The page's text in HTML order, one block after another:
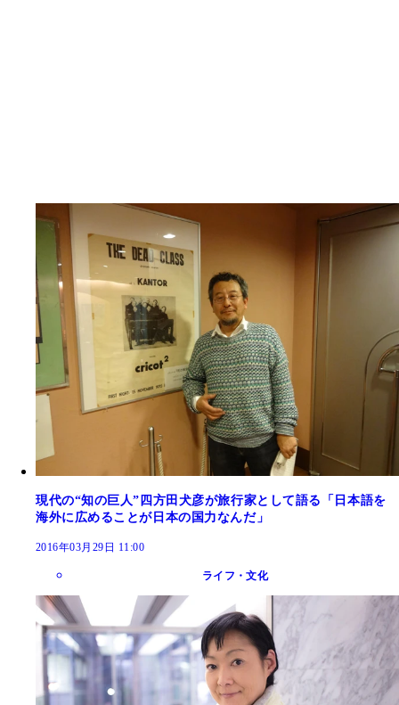
現代の“知の巨人”四方田犬彦が旅行家として語る「日本語を
海外に広めることが日本の国力なんだ」
2016年03月29日 11:00
ライフ・文化